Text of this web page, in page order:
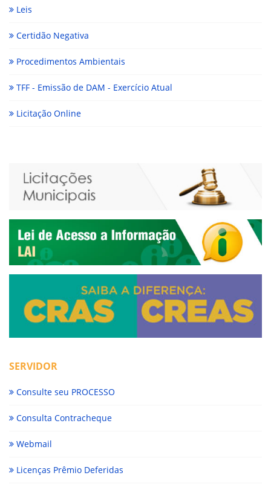
Leis
Certidão Negativa
Procedimentos Ambientais
TFF - Emissão de DAM - Exercício Atual
Licitação Online
SERVIDOR
Consulte seu PROCESSO
Consulta Contracheque
Webmail
Licenças Prêmio Deferidas